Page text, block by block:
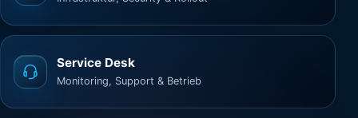
Service Desk
Monitoring, Support & Betrieb